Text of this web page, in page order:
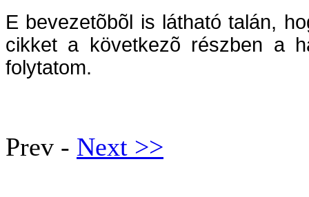
E bevezetõbõl is látható talán,
cikket a következõ részben a
folytatom.
Prev - Next >>